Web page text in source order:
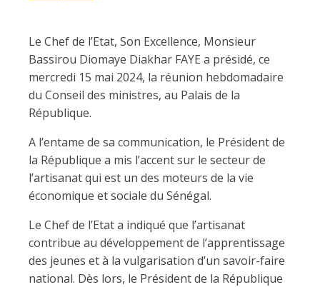
Le Chef de l’Etat, Son Excellence, Monsieur
Bassirou Diomaye Diakhar FAYE a présidé, ce
mercredi 15 mai 2024, la réunion hebdomadaire
du Conseil des ministres, au Palais de la
République.
A l’entame de sa communication, le Président de
la République a mis l’accent sur le secteur de
l’artisanat qui est un des moteurs de la vie
économique et sociale du Sénégal.
Le Chef de l’Etat a indiqué que l’artisanat
contribue au développement de l’apprentissage
des jeunes et à la vulgarisation d’un savoir-faire
national. Dès lors, le Président de la République